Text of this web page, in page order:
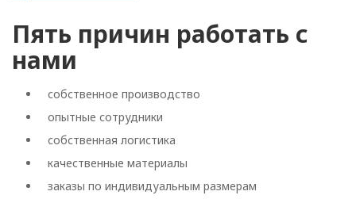
Пять причин работать с
нами
собственное производство
опытные сотрудники
собственная логистика
качественные материалы
заказы по индивидуальным размерам